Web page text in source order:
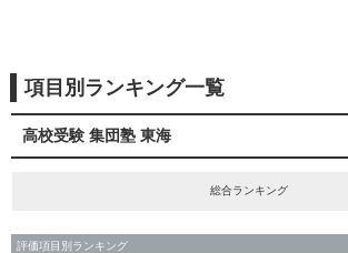
項目別ランキング一覧
高校受験 集団塾 東海
総合ランキング
評価項目別ランキング